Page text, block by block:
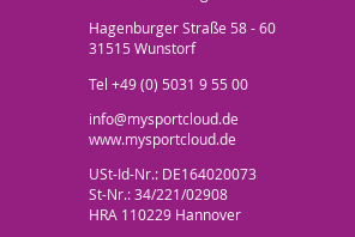
Hagenburger Straße 58 - 60
31515 Wunstorf
Tel +49 (0) 5031 9 55 00
info@mysportcloud.de
www.mysportcloud.de
USt-Id-Nr.: DE164020073
St-Nr.: 34/221/02908
HRA 110229 Hannover